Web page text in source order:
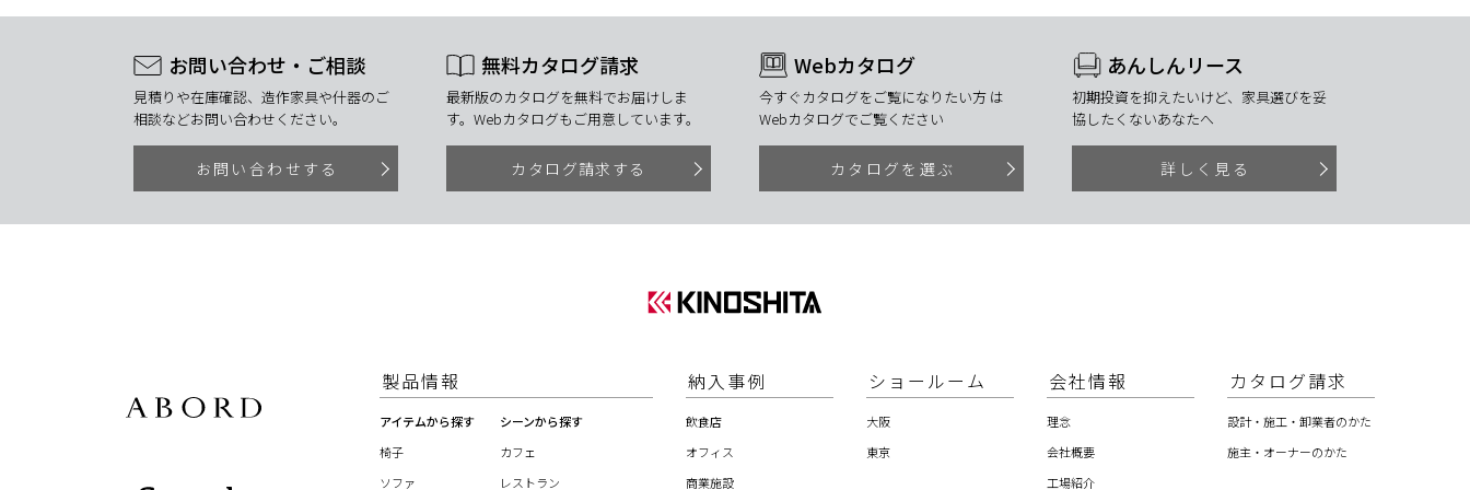
お問い合わせ・ご相談
見積りや在庫確認、造作家具や什器のご
相談などお問い合わせください。
お問い合わせする
無料カタログ請求
最新版のカタログを無料でお届けしま
す。Webカタログもご用意しています。
カタログ請求する
Webカタログ
今すぐカタログをご覧になりたい方 は
Webカタログでご覧ください
カタログを選ぶ
あんしんリース
初期投資を抑えたいけど、家具選びを妥
協したくないあなたへ
詳しく見る
製品情報
アイテムから探す
椅子
ソファ
シーンから探す
カフェ
レストラン
納入事例
飲食店
オフィス
商業施設
ショールーム
大阪
東京
会社情報
理念
会社概要
工場紹介
カタログ請求
設計・施工・卸業者のかた
施主・オーナーのかた